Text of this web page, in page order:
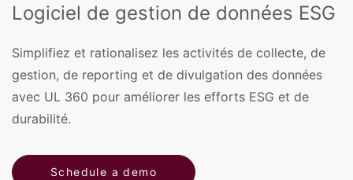
Logiciel de gestion de données ESG
Simplifiez et rationalisez les activités de collecte, de
gestion, de reporting et de divulgation des données
avec UL 360 pour améliorer les efforts ESG et de
durabilité.
Schedule a demo